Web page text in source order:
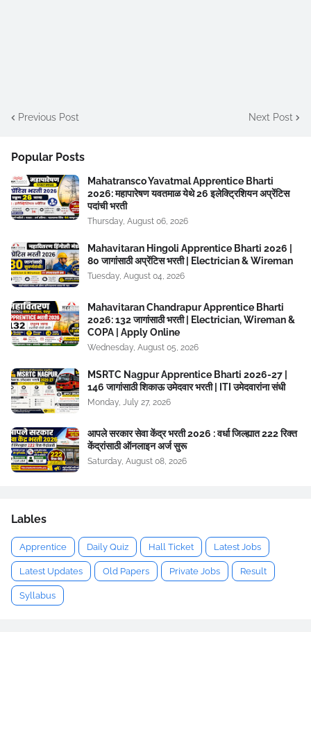
Previous Post Next Post
Popular Posts
Mahatransco Yavatmal Apprentice Bharti
2026: महापारेषण यवतमाळ येथे 26 इलेक्ट्रिशियन अप्रेंटिस
पदांची भरती
Thursday, August 06, 2026
Mahavitaran Hingoli Apprentice Bharti 2026 |
80 जागांसाठी अप्रेंटिस भरती | Electrician & Wireman
Tuesday, August 04, 2026
Mahavitaran Chandrapur Apprentice Bharti
2026: 132 जागांसाठी भरती | Electrician, Wireman &
COPA | Apply Online
Wednesday, August 05, 2026
MSRTC Nagpur Apprentice Bharti 2026-27 |
146 जागांसाठी शिकाऊ उमेदवार भरती | ITI उमेदवारांना संधी
Monday, July 27, 2026
आपले सरकार सेवा केंद्र भरती 2026 : वर्धा जिल्ह्यात 222 रिक्त
केंद्रांसाठी ऑनलाइन अर्ज सुरू
Saturday, August 08, 2026
Lables
Apprentice Daily Quiz Hall Ticket Latest Jobs
Latest Updates Old Papers Private Jobs Result
Syllabus